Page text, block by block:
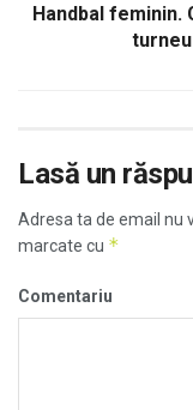
Handbal feminin.
Lasă un
Adresa ta de email nu
marcate cu *
Comentariu